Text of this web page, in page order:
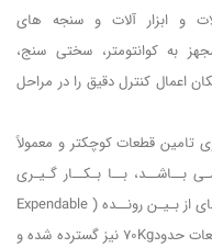
و ابزار آلات و سنجه های
به كوانتومتر، سختی سنج،
اعمال كنترل دقیق را در مراحل
تامین قطعات كوچكتر و معمولاً
بــا بـكــار گـیـری
روش هــای دیـگــری از تــكنـولـوژی مدل هـای از بـیـن رونــده ( Expendable
Pattern Casting ) دامنه تولیدات شركت تا قطعات حدود70Kg نیز گسترده شده و